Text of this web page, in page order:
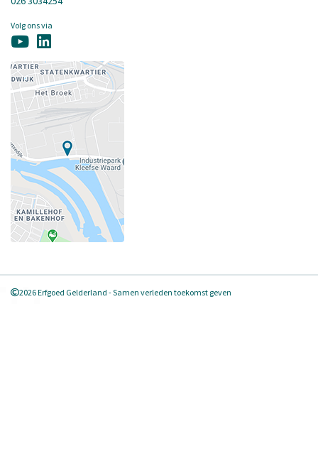
Volg ons via
2026 Erfgoed Gelderland - Samen verleden toekomst geven